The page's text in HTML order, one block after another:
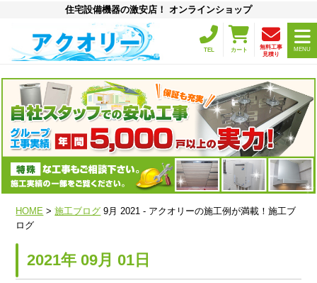
住宅設備機器の激安店！ オンラインショップ
TEL カート
無料工事
見積り
MENU
HOME >施工ブログ 9月 2021 - アクオリーの施工例が満載！施工ブ
ログ
2021年 09月 01日